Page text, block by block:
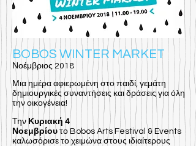
BOBOS WINTER MARKET
Νοέμβριος 2018
Μια ημέρα αφιερωμένη στο παιδί, γεμάτη
δημιουργικές συναντήσεις και δράσεις για όλη
την οικογένεια!
Την Κυριακή 4
Νοεμβρίου το Bobos Arts Festival & Events
καλωσόρισε το χειμώνα στους ιδιαίτερους